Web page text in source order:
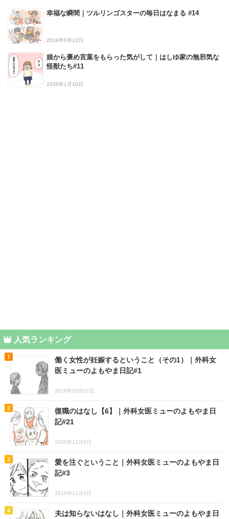
幸福な瞬間｜ツルリンゴスターの毎日はなまる #14
2019年6月12日
娘から褒め言葉をもらった気がして｜はしゆ家の無邪気な
怪獣たち#11
2020年1月10日
人気ランキング
働く女性が妊娠するということ（その1）｜外科女
医ミューのよもやま日記#1
2019年10月21日
復職のはなし【6】｜外科女医ミューのよもやま日
記#21
2020年11月4日
愛を注ぐということ｜外科女医ミューのよもやま日
記#3
2019年11月4日
夫は知らないはなし｜外科女医ミューのよもやま日